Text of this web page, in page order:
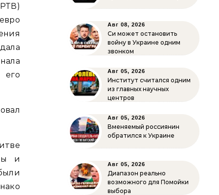
его
и
Авг 08, 2026
Си может остановить
войну в Украине одним
звонком
Авг 05, 2026
Институт считался одним
из главных научных
центров
Авг 05, 2026
Вменяемый россиянин
обратился к Украине
Авг 05, 2026
Диапазон реально
возможного для Помойки
выбора